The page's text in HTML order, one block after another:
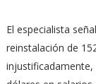
El especialista
reinstalación de
injustificadamente,